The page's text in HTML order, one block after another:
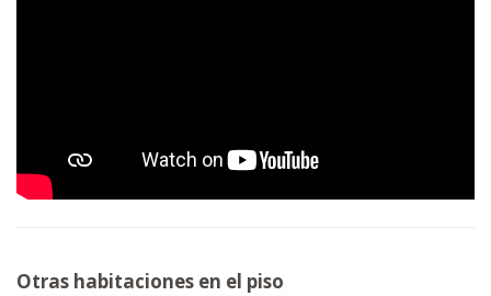
Otras habitaciones en el piso